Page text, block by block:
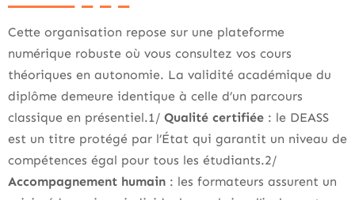
Cette organisation repose sur une plateforme
numérique robuste où vous consultez vos cours
théoriques en autonomie. La validité académique du
diplôme demeure identique à celle d’un parcours
classique en présentiel.1/ Qualité certifiée : le DEASS
est un titre protégé par l’État qui garantit un niveau de
compétences égal pour tous les étudiants.2/
Accompagnement humain : les formateurs assurent un